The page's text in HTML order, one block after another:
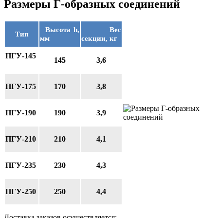
Размеры Г-образных соединений
Тип
Высота h,
мм
Вес
секции, кг
ПГУ-145
145 3,6
ПГУ-175 170 3,8
ПГУ-190 190 3,9
ПГУ-210 210 4,1
ПГУ-235 230 4,3
ПГУ-250 250 4,4